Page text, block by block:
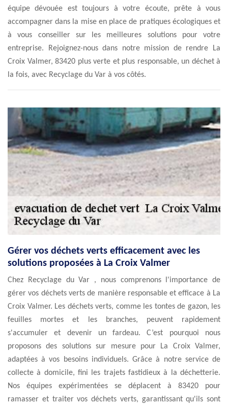
équipe dévouée est toujours à votre écoute, prête à vous
accompagner dans la mise en place de pratiques écologiques et
à vous conseiller sur les meilleures solutions pour votre
entreprise. Rejoignez-nous dans notre mission de rendre La
Croix Valmer, 83420 plus verte et plus responsable, un déchet à
la fois, avec Recyclage du Var à vos côtés.
Gérer vos déchets verts efficacement avec les
solutions proposées à La Croix Valmer
Chez Recyclage du Var , nous comprenons l'importance de
gérer vos déchets verts de manière responsable et efficace à La
Croix Valmer. Les déchets verts, comme les tontes de gazon, les
feuilles mortes et les branches, peuvent rapidement
s'accumuler et devenir un fardeau. C’est pourquoi nous
proposons des solutions sur mesure pour La Croix Valmer,
adaptées à vos besoins individuels. Grâce à notre service de
collecte à domicile, fini les trajets fastidieux à la déchetterie.
Nos équipes expérimentées se déplacent à 83420 pour
ramasser et traiter vos déchets verts, garantissant qu'ils sont